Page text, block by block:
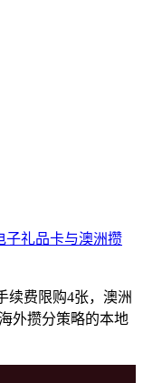
子礼品卡与澳洲攒
续费限购4张，澳洲
外攒分策略的本地